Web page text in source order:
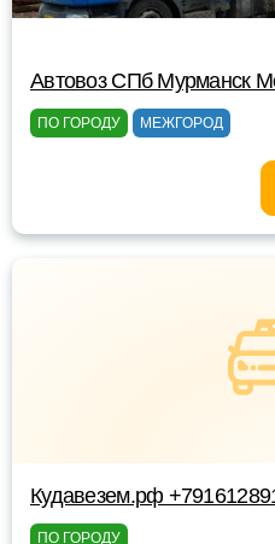
Автовоз СПб Мурманск
ПО ГОРОДУ МЕЖГОРОД
Кудавезем.рф
ПО ГОРОДУ